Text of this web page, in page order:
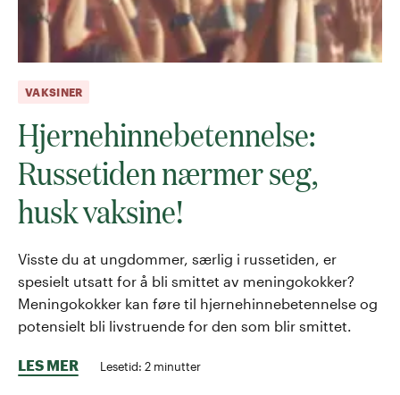
VAKSINER
Hjernehinnebetennelse:
Russetiden nærmer seg,
husk vaksine!
Visste du at ungdommer, særlig i russetiden, er
spesielt utsatt for å bli smittet av meningokokker?
Meningokokker kan føre til hjernehinnebetennelse og
potensielt bli livstruende for den som blir smittet.
LES MER Lesetid: 2 minutter